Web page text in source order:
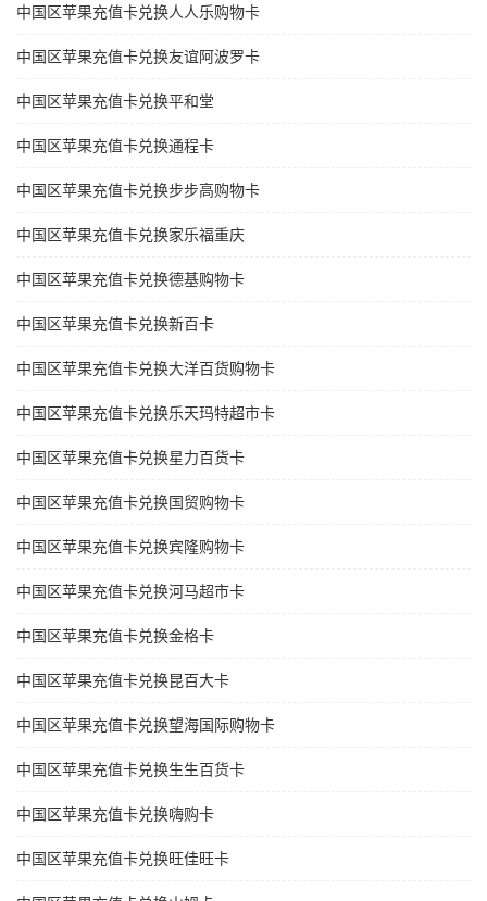
中国区苹果充值卡兑换人人乐购物卡
中国区苹果充值卡兑换友谊阿波罗卡
中国区苹果充值卡兑换平和堂
中国区苹果充值卡兑换通程卡
中国区苹果充值卡兑换步步高购物卡
中国区苹果充值卡兑换家乐福重庆
中国区苹果充值卡兑换德基购物卡
中国区苹果充值卡兑换新百卡
中国区苹果充值卡兑换大洋百货购物卡
中国区苹果充值卡兑换乐天玛特超市卡
中国区苹果充值卡兑换星力百货卡
中国区苹果充值卡兑换国贸购物卡
中国区苹果充值卡兑换宾隆购物卡
中国区苹果充值卡兑换河马超市卡
中国区苹果充值卡兑换金格卡
中国区苹果充值卡兑换昆百大卡
中国区苹果充值卡兑换望海国际购物卡
中国区苹果充值卡兑换生生百货卡
中国区苹果充值卡兑换嗨购卡
中国区苹果充值卡兑换旺佳旺卡